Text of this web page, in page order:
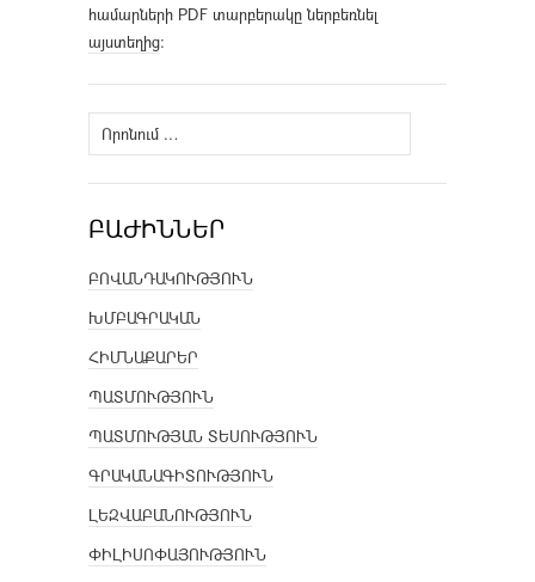
համարների PDF տարբերակը ներբեռնել
այստեղից։
Որոնել՝
ԲԱԺԻՆՆԵՐ
ԲՈՎԱՆԴԱԿՈՒԹՅՈՒՆ
ԽՄԲԱԳՐԱԿԱՆ
ՀԻՄՆԱՔԱՐԵՐ
ՊԱՏՄՈՒԹՅՈՒՆ
ՊԱՏՄՈՒԹՅԱՆ ՏԵՍՈՒԹՅՈՒՆ
ԳՐԱԿԱՆԱԳԻՏՈՒԹՅՈՒՆ
ԼԵԶՎԱԲԱՆՈՒԹՅՈՒՆ
ՓԻԼԻՍՈՓԱՅՈՒԹՅՈՒՆ